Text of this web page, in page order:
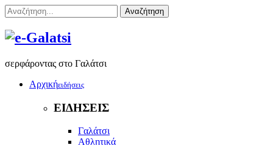
Αναζήτηση
σερφάροντας στο Γαλάτσι
Αρχικήειδήσεις
ΕΙΔΗΣΕΙΣ
Γαλάτσι
Αθλητικά